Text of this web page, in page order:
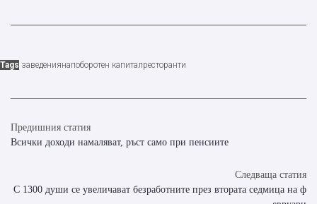
Tags заведениянапоборотен капиталресторанти
Предишния статия
Всички доходи намаляват, ръст само при пенсиите
Следваща статия
С 1300 души се увеличават безработните през втората седмица на ф